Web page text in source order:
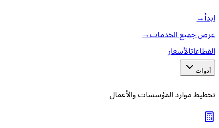
ابدأ→
عرض جميع الخدمات→
القطاعاتالأسعار
أدوات
تخطيط موارد المؤسسات والأعمال